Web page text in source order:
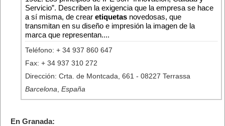
Servicio”. Describen la exigencia que la empresa se hace
a sí misma, de crear etiquetas novedosas, que
transmitan en su diseño e impresión la imagen de la
marca que representan....
Teléfono: + 34 937 860 647
Fax: + 34 937 310 272
Dirección: Crta. de Montcada, 661 - 08227 Terrassa
Barcelona España
En Granada: